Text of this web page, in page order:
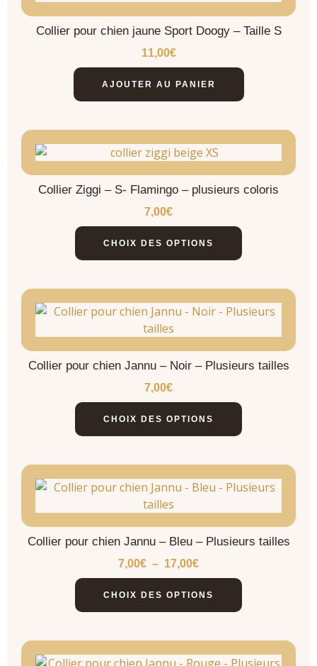
Collier pour chien jaune Sport Doogy – Taille S
11,00€
AJOUTER AU PANIER
Collier Ziggi – S- Flamingo – plusieurs coloris
7,00€
CHOIX DES OPTIONS
Collier pour chien Jannu – Noir – Plusieurs tailles
7,00€
CHOIX DES OPTIONS
Collier pour chien Jannu – Bleu – Plusieurs tailles
7,00€ – 17,00€
CHOIX DES OPTIONS